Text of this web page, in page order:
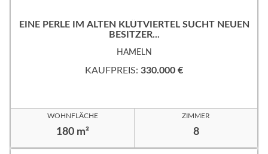
EINE PERLE IM ALTEN KLÜTVIERTEL SUCHT NEUEN
BESITZER...
HAMELN
KAUFPREIS: 330.000 €
WOHNFLÄCHE
180 m²
ZIMMER
8